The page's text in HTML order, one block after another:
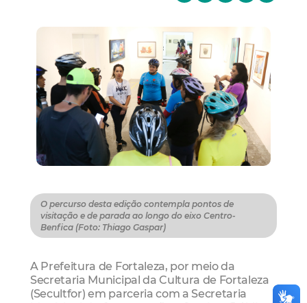
O percurso desta edição contempla pontos de
visitação e de parada ao longo do eixo Centro-
Benfica (Foto: Thiago Gaspar)
A Prefeitura de Fortaleza, por meio da
Secretaria Municipal da Cultura de Fortaleza
(Secultfor) em parceria com a Secretaria